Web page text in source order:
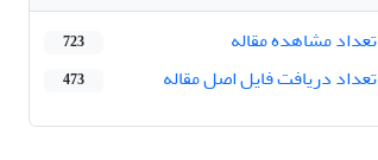
تعداد مشاهده مقاله
723
تعداد دریافت فایل اصل مقاله 473